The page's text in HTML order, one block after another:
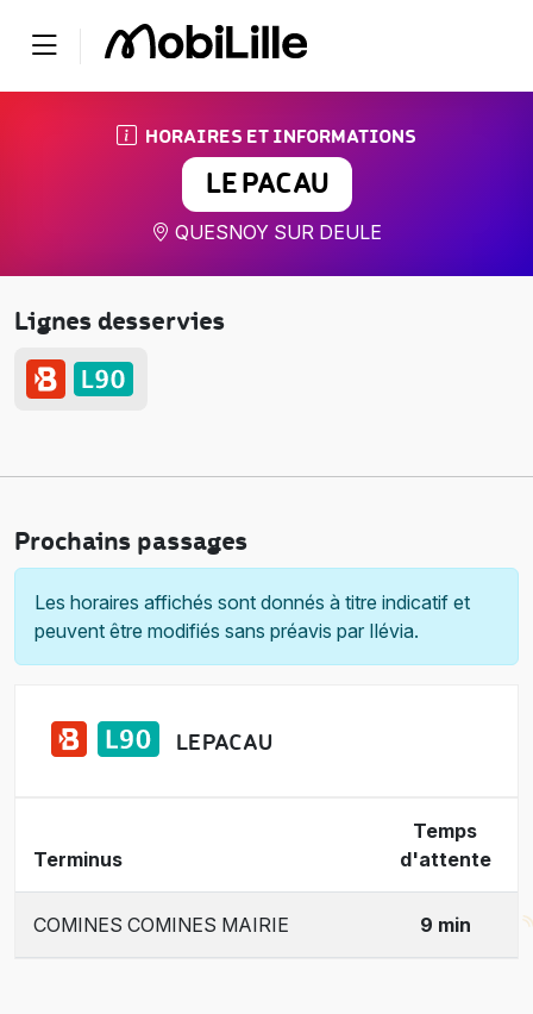
HORAIRES ET INFORMATIONS
LE PACAU
QUESNOY SUR DEULE
Lignes desservies
Prochains passages
Les horaires affichés sont donnés à titre indicatif et
peuvent être modifiés sans préavis par Ilévia.
LE PACAU
Terminus
Temps
d'attente
COMINES COMINES MAIRIE 9 min